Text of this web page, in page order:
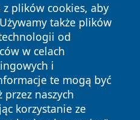
z plików cookies, aby
także plików
od
w celach
i
te mogą być
naszych
korzystanie ze
Wszystkie prawa zastrzeżone.